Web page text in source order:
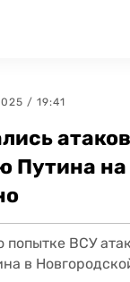
/ 19:41
Путина
ВСУ
в